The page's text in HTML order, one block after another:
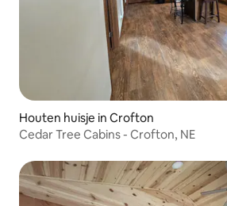
Houten huisje in Crofton
Cedar Tree Cabins - Crofton, NE